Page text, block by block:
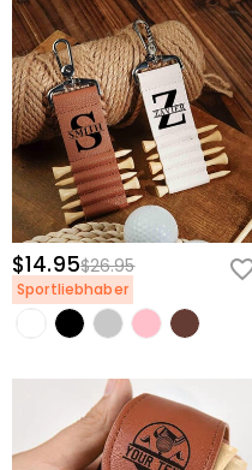
$14.95$26.95
Sportliebhaber